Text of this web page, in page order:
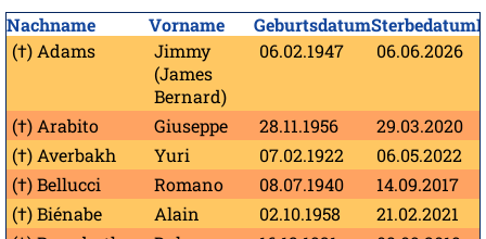
Nachname Vorname GeburtsdatumSterbedatum
(†) Adams
Jimmy
(James
Bernard)
06.02.1947 06.06.2026
(†) Arabito Giuseppe 28.11.1956 29.03.2020
(†) Averbakh
Yuri 07.02.1922 06.05.2022
(†) Bellucci
Romano 08.07.1940 14.09.2017
(†) Biénabe
Alain 02.10.1958 21.02.2021